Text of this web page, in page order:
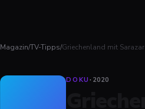
Magazin/TV-Tipps/Griechenland mit Sarazar
DOKU· 2020